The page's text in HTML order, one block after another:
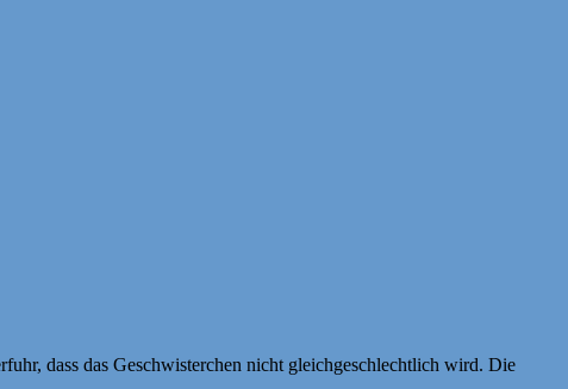
dass das Geschwisterchen nicht gleichgeschlechtlich wird. Die